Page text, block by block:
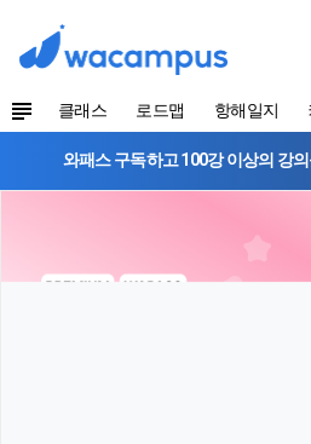
클래스 로드맵 항해일지
와패스 구독하고 100강 이상의 강